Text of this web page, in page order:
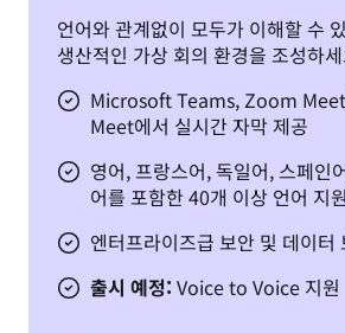
언어와 관계없이 모두가 이해할 수
생산적인 가상 회의 환경을 조성하
Microsoft Teams, Zoom
Meet에서 실시간 자막 제공
영어, 프랑스어, 독일어, 스페인
어를 포함한 40개 이상 언어 지원
엔터프라이즈급 보안 및 데이터
출시 예정: Voice to Voice 지원